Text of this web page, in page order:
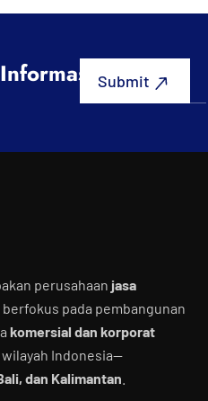
Terbaru
perusahaan jasa
berfokus pada pembangunan
komersial dan korporat
Indonesia—
dan Kalimantan